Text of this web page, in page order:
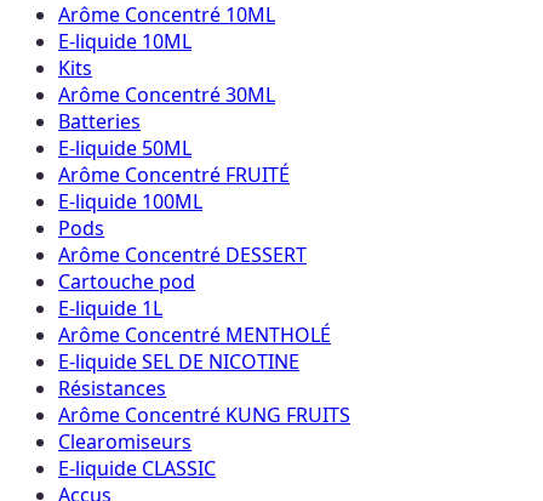
Arôme Concentré 10ML
E-liquide 10ML
Kits
Arôme Concentré 30ML
Batteries
E-liquide 50ML
Arôme Concentré FRUITÉ
E-liquide 100ML
Pods
Arôme Concentré DESSERT
Cartouche pod
E-liquide 1L
Arôme Concentré MENTHOLÉ
E-liquide SEL DE NICOTINE
Résistances
Arôme Concentré KUNG FRUITS
Clearomiseurs
E-liquide CLASSIC
Accus